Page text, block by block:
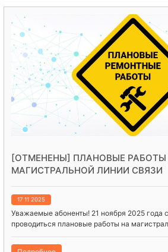
[ОТМЕНЕНЫ] ПЛАНОВЫЕ РАБОТЫ
МАГИСТРАЛЬНОЙ ЛИНИИ СВЯЗИ
17 11 2025
Уважаемые абоненты! 21 ноября 2025 года
проводиться плановые работы на